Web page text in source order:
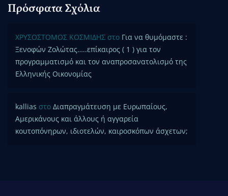
Πρόσφατα Σχόλια
ΧΡΥΣΟΣΤΟΜΟΣ ΚΟΣΜΙΔΗΣ στο Για να θυμόμαστε :
Ξενοφών Ζολώτας…..επίκαιρος ( 1 ) για τον
προγραμματισμό και τον αναπροσανατολισμό της
Ελληνικής Οικονομίας
kallias στο Διαπραγμάτευση με Ευρωπαίους,
Αμερικάνους και άλλους ή αγγαρεία
κουτοπόνηρων, ιδιοτελών, καιροσκόπων άσχετων;